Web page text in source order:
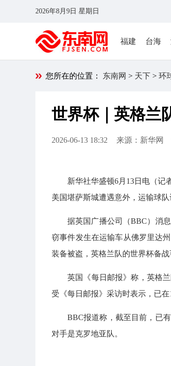
2026年8月9日 星期日
福建 台海
您所在的位置： 东南网 > 天下 > 环
世界杯｜英格兰
2026-06-13 18:32 来源：新华网
新华社华盛顿6月13日电（记
美国堪萨斯城遭遇意外，运输球
据英国广播公司（BBC）消
窃事件发生在运输车从佛罗里达
装备被盗，英格兰队的世界杯备战
英国《每日邮报》称，英格
受《每日邮报》采访时表示，已
BBC报道称，截至目前，已
对手是克罗地亚队。